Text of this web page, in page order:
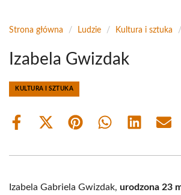
Strona główna / Ludzie / Kultura i sztuka /
Izabela Gwizdak
KULTURA I SZTUKA
Share
Share
(Twitter)
Share Share Share
Izabela Gabriela Gwizdak, urodzona 23